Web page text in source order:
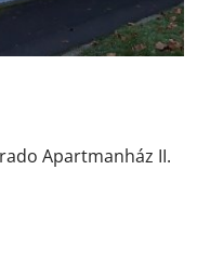
Apartmanház II.